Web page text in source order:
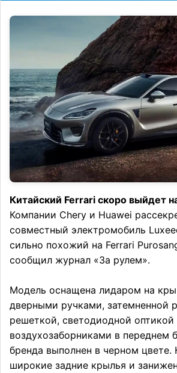
Китайский Ferrari скоро выйдет
Компании Chery и Huawei
совместный электромобиль
сильно похожий на Ferrari
сообщил журнал «За рулем».
Модель оснащена лидаром на
дверными ручками, затемненной
решеткой, светодиодной оптикой
воздухозаборниками в переднем
бренда выполнен в черном цвете.
широкие задние крылья и